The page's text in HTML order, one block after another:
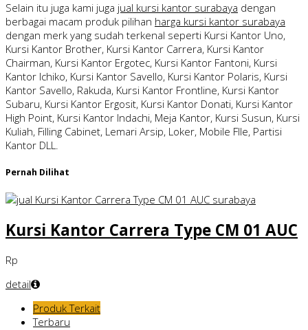
Selain itu juga kami juga jual kursi kantor surabaya dengan
berbagai macam produk pilihan harga kursi kantor surabaya
dengan merk yang sudah terkenal seperti Kursi Kantor Uno,
Kursi Kantor Brother, Kursi Kantor Carrera, Kursi Kantor
Chairman, Kursi Kantor Ergotec, Kursi Kantor Fantoni, Kursi
Kantor Ichiko, Kursi Kantor Savello, Kursi Kantor Polaris, Kursi
Kantor Savello, Rakuda, Kursi Kantor Frontline, Kursi Kantor
Subaru, Kursi Kantor Ergosit, Kursi Kantor Donati, Kursi Kantor
High Point, Kursi Kantor Indachi, Meja Kantor, Kursi Susun, Kursi
Kuliah, Filling Cabinet, Lemari Arsip, Loker, Mobile FIle, Partisi
Kantor DLL.
Pernah Dilihat
Kursi Kantor Carrera Type CM 01 AUC
Rp
detail
Produk Terkait
Terbaru